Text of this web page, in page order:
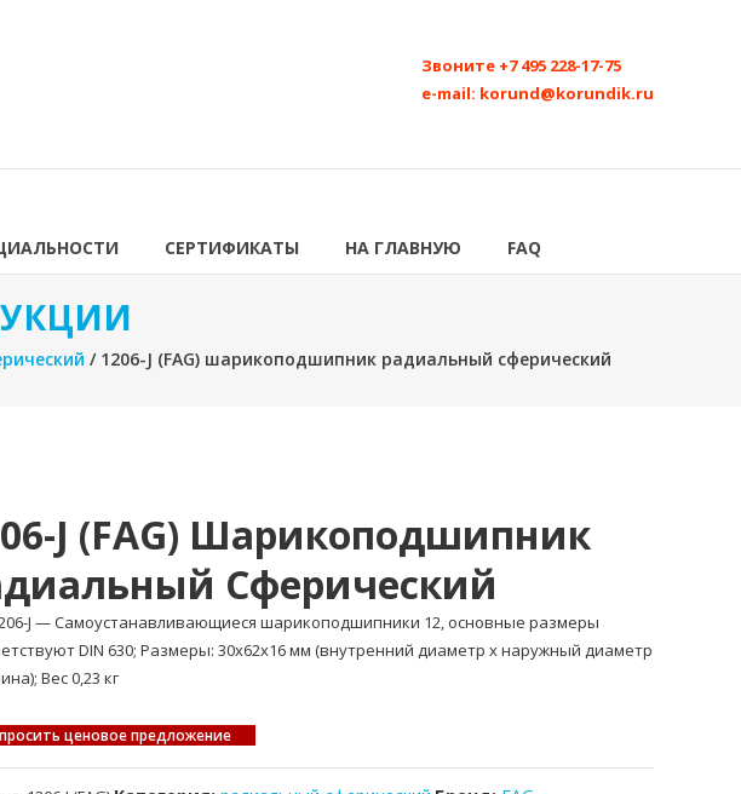
Звоните +7 495 228-17-75
e-mail: korund@korundik.ru
СЕРТИФИКАТЫ НА ГЛАВНУЮ FAQ
/ 1206-J (FAG) шарикоподшипник радиальный сферический
J (FAG) Шарикоподшипник
Сферический
J — Самоустанавливающиеся шарикоподшипники 12, основные размеры
DIN 630; Размеры: 30x62x16 мм (внутренний диаметр x наружный диаметр
Вес 0,23 кг
ценовое предложение